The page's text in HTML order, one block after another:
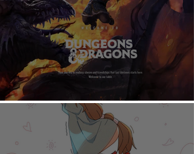
DUNGEONS & DRAGONS ¿TE ATREVES?